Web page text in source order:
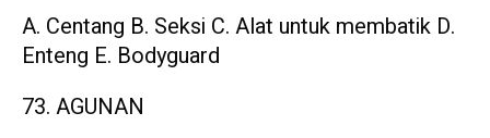
A. Centang B. Seksi C. Alat untuk membatik D.
Enteng E. Bodyguard
73. AGUNAN